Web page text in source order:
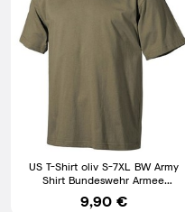
US T-Shirt oliv S-7XL BW Army
Shirt Bundeswehr Armee
Unterhemd halbarm grün NEU
9,90 €